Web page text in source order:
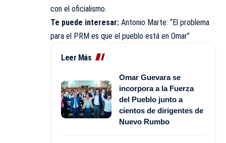
con el oficialismo.
Te puede interesar: Antonio Marte: “El problema
para el PRM es que el pueblo está en Omar”
Leer Más
Omar Guevara se
incorpora a la Fuerza
del Pueblo junto a
cientos de dirigentes de
Nuevo Rumbo